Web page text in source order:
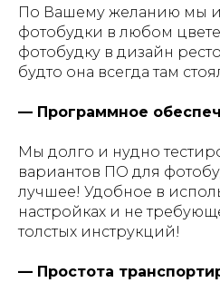
По Вашему желанию мы
фотобудки в любом
фотобудку в дизайн
будто она всегда там
— Программное
Мы долго и нудно
вариантов ПО для
лучшее! Удобное в
настройках и не
толстых инструкций!
— Простота